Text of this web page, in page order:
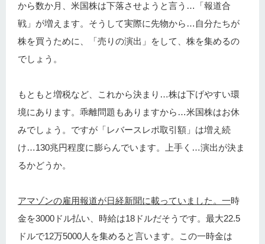
から数か月、米国株は下落させようと言う…「報道合
戦」が増えます。そうして実際に先物から…自分たちが
株を買うために、「売りの演出」をして、株を集めるの
でしょう。
もともと増税など、これから決まり…株は下げやすい環
境にあります。乖離問題もありますから…米国株はお休
みでしょう。ですが「レバースレポ取引額」は増え続
け…130兆円程度に膨らんでいます。上手く…演出が決ま
るかどうか。
アマゾンの雇用報道が日経新聞に載っていました。一時
金を3000ドル払い、時給は18ドルだそうです。最大22.5
ドルで12万5000人を集めると言います。この一時金は